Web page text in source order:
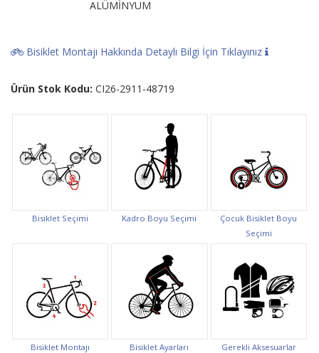
ALÜMİNYUM
Bisiklet Montajı Hakkında Detaylı Bilgi İçin Tıklayınız
Ürün Stok Kodu: CI26-2911-48719
Bisiklet Seçimi Kadro Boyu Seçimi
Çocuk Bisiklet Boyu
Seçimi
Bisiklet Montajı Bisiklet Ayarları Gerekli Aksesuarlar